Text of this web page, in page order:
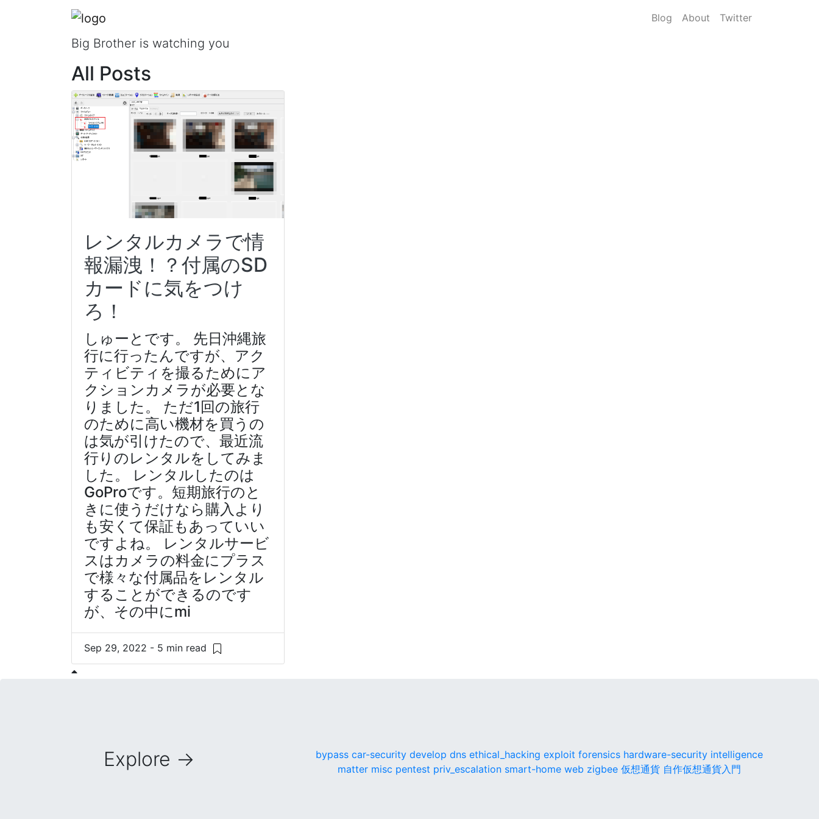
Blog About Twitter
Shooting!!!
Big Brother is watching you
All Posts
レンタルカメラで情
報漏洩！？付属のSD
カードに気をつけ
ろ！
しゅーとです。 先日沖縄旅
行に行ったんですが、アク
ティビティを撮るためにア
クションカメラが必要とな
りました。 ただ1回の旅行
のために高い機材を買うの
は気が引けたので、最近流
行りのレンタルをしてみま
した。 レンタルしたのは
GoProです。短期旅行のと
きに使うだけなら購入より
も安くて保証もあっていい
ですよね。 レンタルサービ
スはカメラの料金にプラス
で様々な付属品をレンタル
することができるのです
が、その中にmi
Sep 29, 2022 - 5 min read
Explore → bypass car-security develop dns ethical_hacking exploit forensics hardware-security intelligence
matter misc pentest priv_escalation smart-home web zigbee 仮想通貨 自作仮想通貨入門